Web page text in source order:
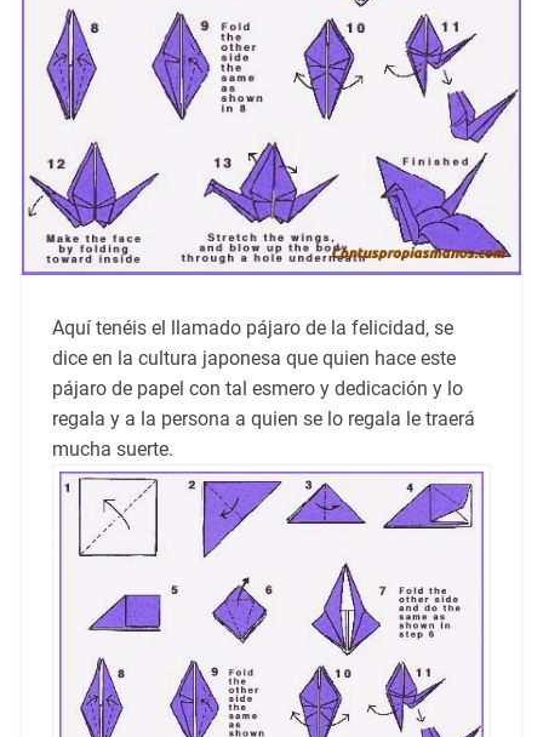
Aquí tenéis el llamado pájaro de la felicidad, se
dice en la cultura japonesa que quien hace este
pájaro de papel con tal esmero y dedicación y lo
regala y a la persona a quien se lo regala le traerá
mucha suerte.